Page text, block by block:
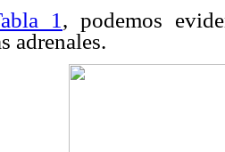
1 , podemos
adrenales.